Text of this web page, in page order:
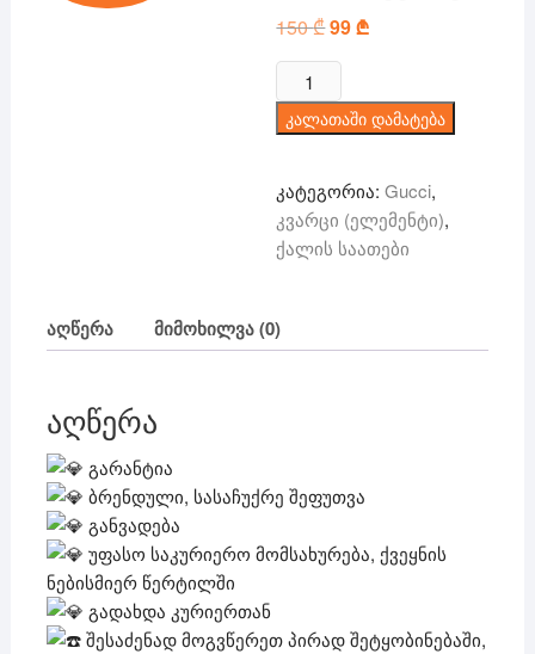
150₾Original
was:
99₾Current
რაოდენობა:
Gucci
- კალათაში დამატება
კატეგორია:Gucci,
კვარცი (ელემენტი),
ქალის საათები
აღწერა მიმოხილვა (0)
აღწერა
გარანტია
ბრენდული, სასაჩუქრე შეფუთვა
განვადება
უფასო საკურიერო მომსახურება, ქვეყნის
ნებისმიერ წერტილში
გადახდა კურიერთან
შესაძენად მოგვწერეთ პირად შეტყობინებაში,